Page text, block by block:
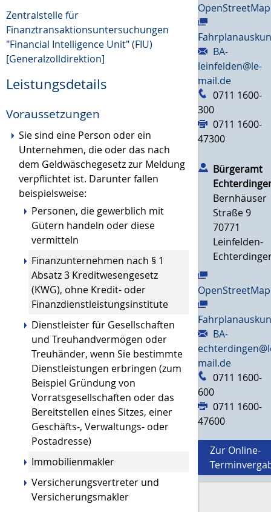
Zentralstelle für
Finanztransaktionsuntersuchungen
"Financial Intelligence Unit" (FIU)
[Generalzolldirektion]
Leistungsdetails
Voraussetzungen
Sie sind eine Person oder ein
Unternehmen, die oder das nach
dem Geldwäschegesetz zur Meldung
verpflichtet ist. Darunter fallen
beispielsweise:
Personen, die gewerblich mit
Gütern handeln oder diese
vermitteln
Finanzunternehmen nach § 1
Absatz 3 Kreditwesengesetz
(KWG), ohne Kredit- oder
Finanzdienstleistungsinstitute
Dienstleister für Gesellschaften
und Treuhandvermögen oder
Treuhänder, wenn Sie bestimmte
Dienstleistungen erbringen (zum
Beispiel Gründung von
Vorratsgesellschaften oder das
Bereitstellen eines Sitzes, einer
Geschäfts-, Verwaltungs- oder
Postadresse)
Immobilienmakler
Versicherungsvertreter und
Versicherungsmakler
OpenStreetMap
BA-
leinfelden@le-
mail.de
0711 1600-
300
0711 1600-
47300
Bürgeramt
Bernhäuser
Straße 9
70771
Leinfelden-
OpenStreetMap
BA-
mail.de
0711 1600-
600
0711 1600-
47600
Zur Online-